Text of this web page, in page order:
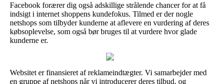
Facebook forærer dig også adskillige strålende chancer for at få
indsigt i internet shoppens kundefokus. Tilmed er der nogle
netshops som tilbyder kunderne at aflevere en vurdering af deres
købsoplevelse, som også bør bruges til at vurdere hvor glade
kunderne er.
Websitet er finansieret af reklameindtægter. Vi samarbejder med
en gruppe af netshops når vi introducerer deres tilbud, og